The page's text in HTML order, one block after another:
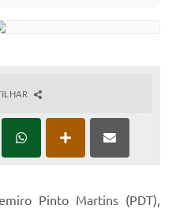
Pinto Martins (PDT),